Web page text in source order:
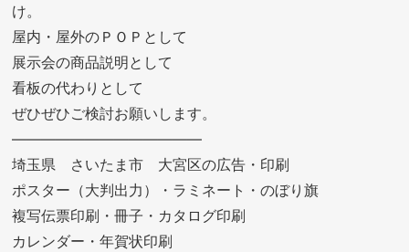
け。
屋内・屋外のＰＯＰとして
展示会の商品説明として
看板の代わりとして
ぜひぜひご検討お願いします。
—————————————
埼玉県 さいたま市 大宮区の広告・印刷
ポスター（大判出力）・ラミネート・のぼり旗
複写伝票印刷・冊子・カタログ印刷
カレンダー・年賀状印刷